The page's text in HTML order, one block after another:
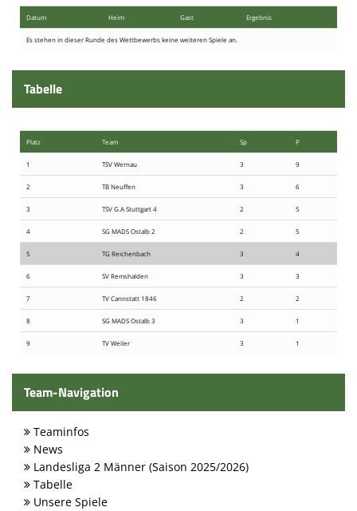
Kontaktformular
Datum Heim Gast Ergebnis
Es stehen in dieser Runde des Wettbewerbs keine weiteren Spiele an.
Tabelle
Platz Team Sp P
1 TSV Wernau 3 9
2 TB Neuffen 3 6
3 TSV G.A Stuttgart 4 2 5
4 SG MADS Ostalb 2 2 5
5 TG Reichenbach 3 4
6 SV Remshalden 3 3
7 TV Cannstatt 1846 2 2
8 SG MADS Ostalb 3 3 1
9 TV Weiler 3 1
Team-Navigation
Teaminfos
News
Landesliga 2 Männer (Saison 2025/2026)
Tabelle
Unsere Spiele